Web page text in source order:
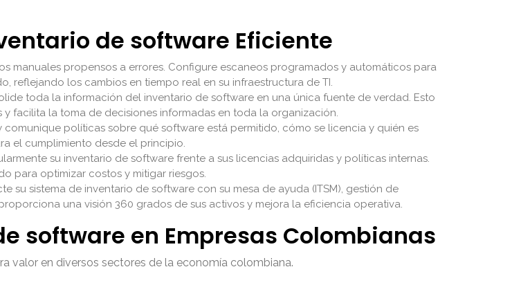
de software Eficiente
manuales propensos a errores. Configure escaneos programados y automáticos para
reflejando los cambios en tiempo real en su infraestructura de TI.
toda la información del inventario de software en una única fuente de verdad. Esto
facilita la toma de decisiones informadas en toda la organización.
comunique políticas sobre qué software está permitido, cómo se licencia y quién es
el cumplimiento desde el principio.
su inventario de software frente a sus licencias adquiridas y políticas internas.
para optimizar costos y mitigar riesgos.
su sistema de inventario de software con su mesa de ayuda (ITSM), gestión de
una visión 360 grados de sus activos y mejora la eficiencia operativa.
software en Empresas Colombianas
valor en diversos sectores de la economía colombiana.